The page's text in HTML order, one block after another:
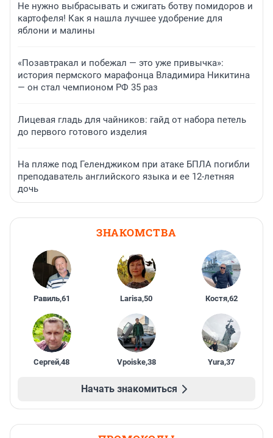
Не нужно выбрасывать и сжигать ботву помидоров и
картофеля! Как я нашла лучшее удобрение для
яблони и малины
«Позавтракал и побежал — это уже привычка»:
история пермского марафонца Владимира Никитина
— он стал чемпионом РФ 35 раз
Лицевая гладь для чайников: гайд от набора петель
до первого готового изделия
На пляже под Геленджиком при атаке БПЛА погибли
преподаватель английского языка и ее 12-летняя
дочь
ЗНАКОМСТВА
Равиль,61 Larisa,50 Костя,62
Сергей,48 Vpoiske,38 Yura,37
Начать знакомиться